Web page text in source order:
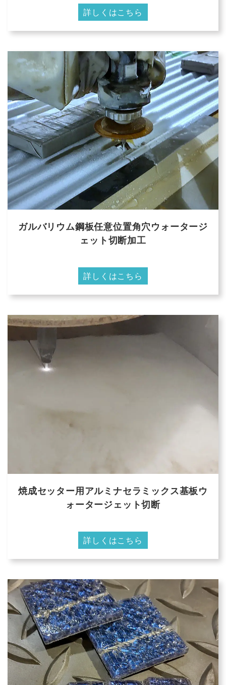
詳しくはこちら
ガルバリウム鋼板任意位置角穴ウォータージ
ェット切断加工
詳しくはこちら
焼成セッター用アルミナセラミックス基板ウ
ォータージェット切断
詳しくはこちら